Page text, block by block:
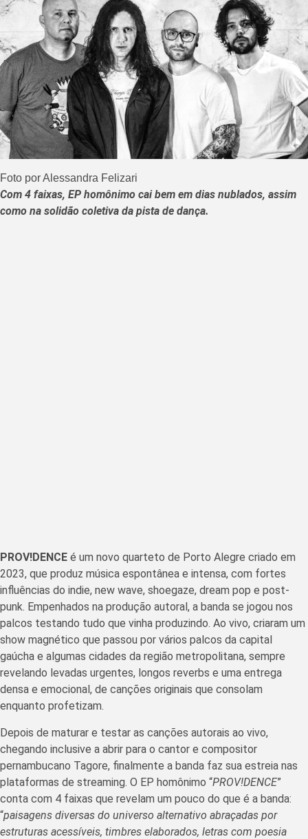
Foto por Alessandra Felizari
Com 4 faixas, EP homônimo cai bem em dias nublados, assim
como na solidão coletiva da pista de dança.
PROV!DENCE é um novo quarteto de Porto Alegre criado em
2023, que produz música espontânea e intensa, com fortes
influências do indie, new wave, shoegaze, dream pop e post-
punk. Empenhados na produção autoral, a banda se jogou nos
palcos testando tudo que vinha produzindo. Ao vivo, criaram um
show magnético que passou por vários palcos da capital
gaúcha e algumas cidades da região metropolitana, sempre
revelando levadas urgentes, longos reverbs e uma entrega
densa e emocional, de canções originais que consolam
enquanto profetizam.
Depois de maturar e testar as canções autorais ao vivo,
chegando inclusive a abrir para o cantor e compositor
pernambucano Tagore, finalmente a banda faz sua estreia nas
plataformas de streaming. O EP homônimo “PROV!DENCE”
conta com 4 faixas que revelam um pouco do que é a banda:
“paisagens diversas do universo alternativo abraçadas por
estruturas acessíveis, timbres elaborados, letras com poesia